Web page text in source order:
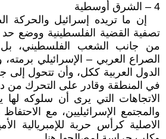
4 – الشرق أوسطية
إن ما تريده إسرائيل والحركة
تصفية القضية الفلسطينية ووضع حد
من جانب الشعب الفلسطيني، بل
الصراع العربي – الإسرائيلي برمته،
الدول العربية ككل، وأن تتحول
في المنطقة وقادر على التحرك
الاتجاهات التي يرى أن سلوكه لها
والمجتمع الإسرائيليين، مع
الاصلية كرأس حربة للإمبريالية